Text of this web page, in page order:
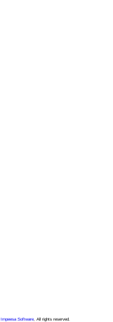
Impeesa Software, All rights reserved.